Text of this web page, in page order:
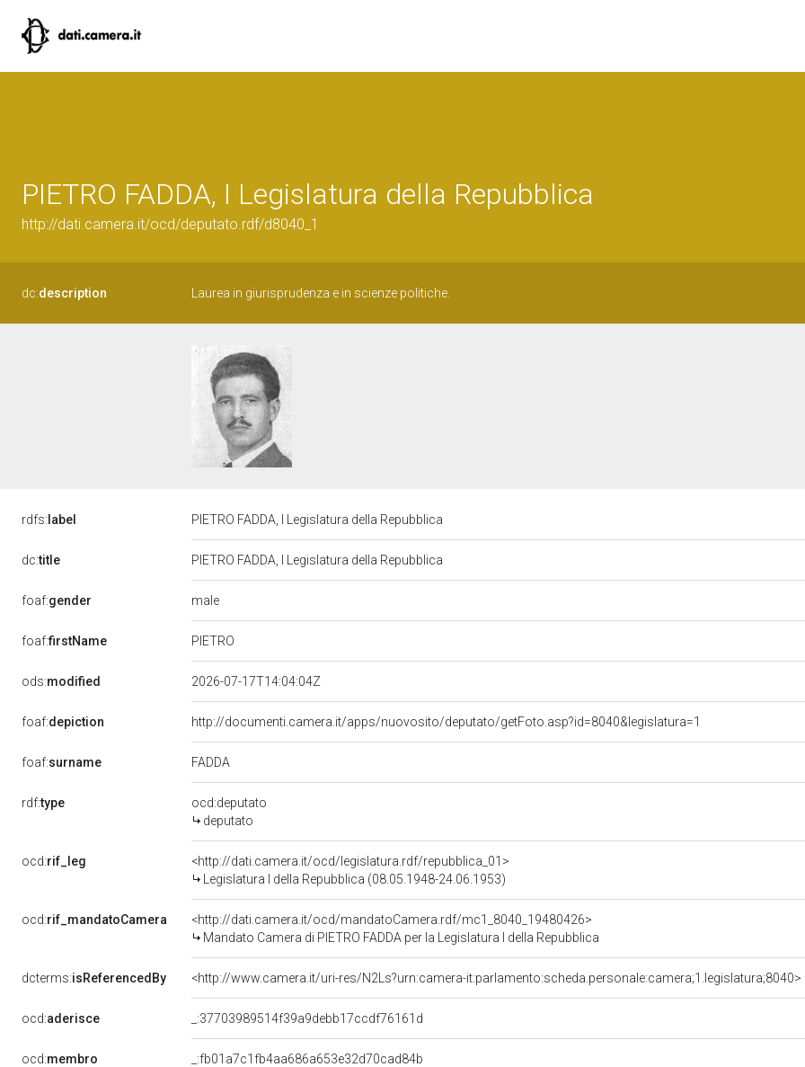
PIETRO FADDA, I Legislatura della Repubblica
http://dati.camera.it/ocd/deputato.rdf/d8040_1
dc:description Laurea in giurisprudenza e in scienze politiche.
rdfs: label PIETRO FADDA, I Legislatura della Repubblica
dc:title PIETRO FADDA, I Legislatura della Repubblica
foaf:gender male
foaf:firstName PIETRO
ods:modified 2026-07-17T14:04:04Z
foaf:depiction http://documenti.camera.it/apps/nuovosito/deputato/getFoto.asp?id=8040&legislatura=1
foaf:surname FADDA
rdf:type
ocd:deputato
deputato
ocd:rif_leg
<http://dati.camera.it/ocd/legislatura.rdf/repubblica_01>
Legislatura I della Repubblica (08.05.1948-24.06.1953)
ocd:rif_mandatoCamera
<http://dati.camera.it/ocd/mandatoCamera.rdf/mc1_8040_19480426>
Mandato Camera di PIETRO FADDA per la Legislatura I della Repubblica
dcterms:isReferencedBy <http://www.camera.it/uri-res/N2Ls?urn:camera-it:parlamento:scheda.personale:camera;1.legislatura;8040>
ocd:aderisce _:37703989514f39a9debb17ccdf76161d
ocd:membro _:fb01a7c1fb4aa686a653e32d70cad84b